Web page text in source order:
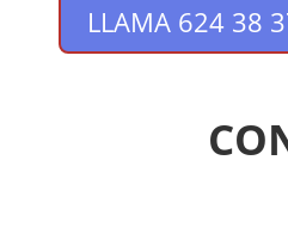
LLAMA 624 38